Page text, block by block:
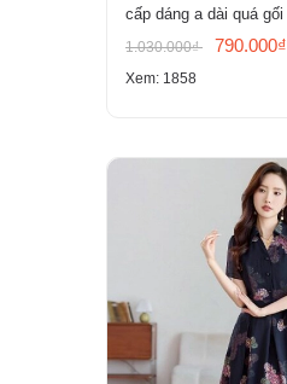
cấp dáng a dài quá gối
1.030.000₫ 790.000₫
Xem: 1858